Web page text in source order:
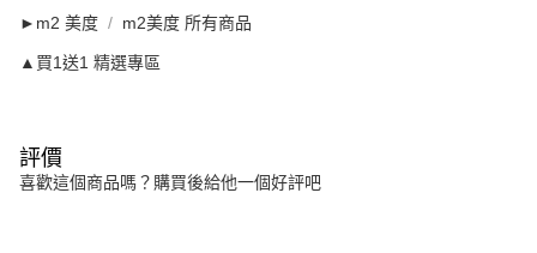
►m2 美度 m2美度 所有商品
▲買1送1 精選專區
評價
喜歡這個商品嗎？購買後給他一個好評吧